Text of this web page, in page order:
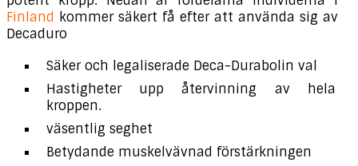
Finland kommer säkert få efter att använda sig av
Decaduro
Säker och legaliserade Deca-Durabolin val
Hastigheter upp återvinning av hela
kroppen.
väsentlig seghet
Betydande muskelvävnad förstärkningen